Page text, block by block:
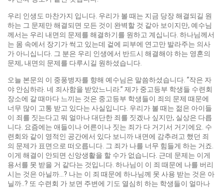
우리 인생도 마찬가지 입니다. 우리가 볼 때는 지금 당장 해결되길 원
하는 그 문제만 해결되면 모든 것이 완벽할 것 같아 보이지만, 예수님
께서는 우리 내면의 문제를 해결하기를 원하고 계십니다. 하나님께서
는 몸 속에서 장기가 썩고 있는데 겉에 피부에 연고만 발라주는 의사
가 아니십니다. 그 분은 우리 인생에서 반드시 해결해야 하는 영혼의
문제, 내면의 문제를 다루시길 원하셨습니다.
오늘 본문의 이 중풍병자를 향해 예수님은 말씀하셨습니다. “작은 자
야 안심하라. 네 죄사함을 받았느니라.” 제가 중고등부 학생들 수련회
장소에 갈 때마다 느끼는 것은 중고등부 학생들이 죄의 문제 때문에
너무 많이 고통 받고 있다는 사실입니다. 우리가 볼 때는 젊은 아이들
이 죄를 짓는다고 뭐 얼마나 대단한 죄를 짓겠나 싶지만, 실상은 다릅
니다. 요즘에는 애들이나 어른이나 짓는 죄가 다 거기서 거기에요. 수
련회와 같이 영적인 공간에서 있다 보니까 내면에 감추려고 했던 죄
의 문제가 표면으로 떠오릅니다. 그 죄가 나를 너무 힘들게 하는 거죠.
이게 해결이 안되면 신앙생활을 할 수가 없습니다. 근데 문제는 이게
용서를 못 받을 거 같다는 것입니다. 하나님이 이 죄 때문에 나를 버리
시는 것은 아닐까…? 나는 이 죄 때문에 하나님께 못 사용 받는 것은 아
닐까..? 또 수련회 가 보면 주변에 기도 열심히 하는 학생들이 얼마나